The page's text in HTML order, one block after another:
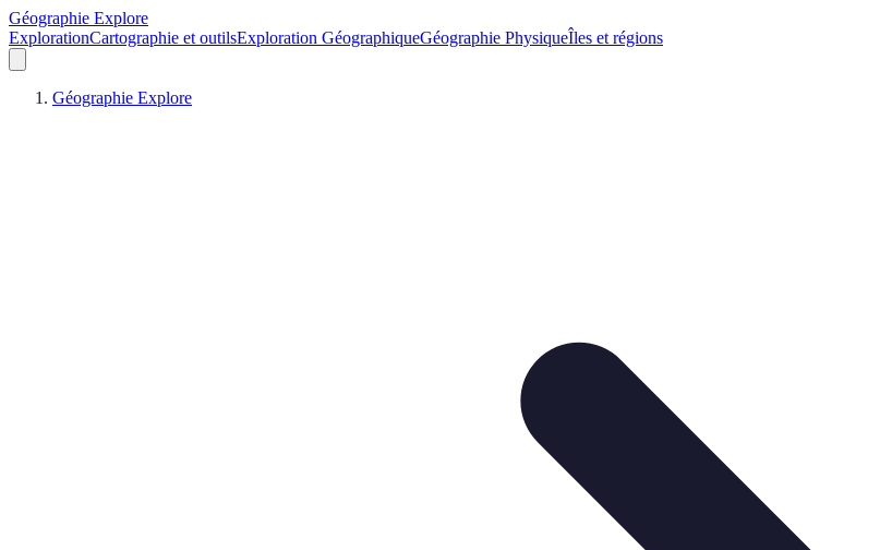
Géographie Explore
ExplorationCartographie et outilsExploration GéographiqueGéographie PhysiqueÎles et régions
Géographie Explore